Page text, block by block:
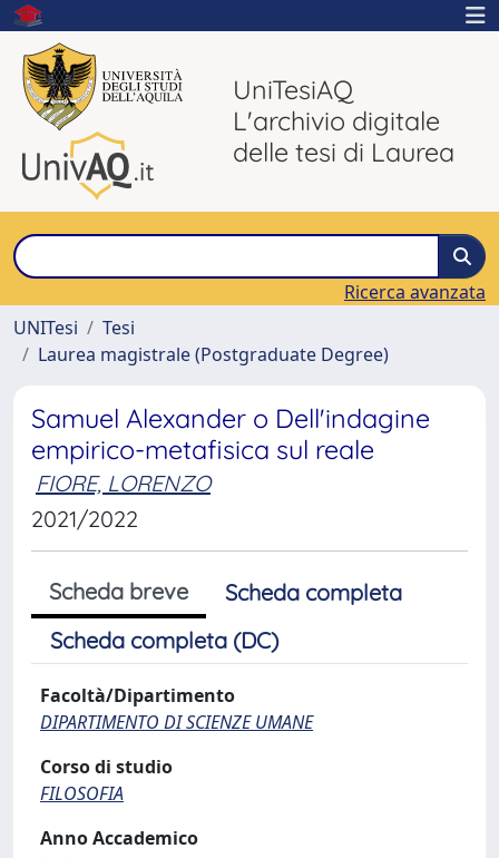
UniTesiAQ
L'archivio digitale
delle tesi di Laurea
Ricerca avanzata
UNITesi
Tesi
Laurea magistrale (Postgraduate Degree)
Samuel Alexander o Dell'indagine
empirico-metafisica sul reale
FIORE, LORENZO
2021/2022
Scheda breve
Scheda completa
Scheda completa (DC)
Facoltà/Dipartimento
DIPARTIMENTO DI SCIENZE UMANE
Corso di studio
FILOSOFIA
Anno Accademico